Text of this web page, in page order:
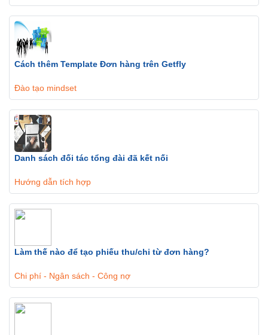
Cách thêm Template Đơn hàng trên Getfly
Đào tạo mindset
Danh sách đối tác tổng đài đã kết nối
Hướng dẫn tích hợp
Làm thế nào để tạo phiếu thu/chi từ đơn hàng?
Chi phí - Ngân sách - Công nợ